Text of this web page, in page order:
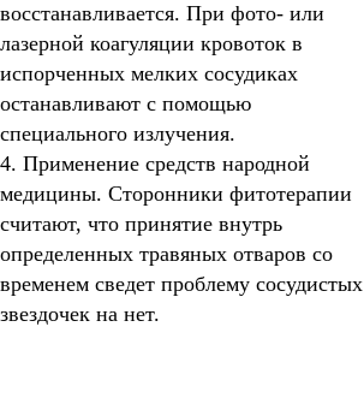
восстанавливается. При фото- или
лазерной коагуляции кровоток в
испорченных мелких сосудиках
останавливают с помощью
специального излучения.
4. Применение средств народной
медицины. Сторонники фитотерапии
считают, что принятие внутрь
определенных травяных отваров со
временем сведет проблему сосудистых
звездочек на нет.